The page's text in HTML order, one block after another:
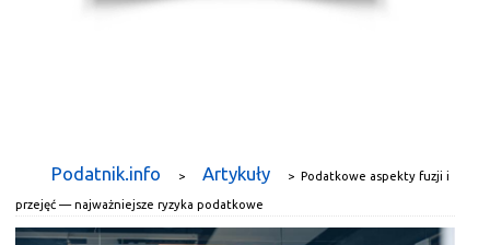
Podatnik.info > Artykuły > Podatkowe aspekty fuzji i
przejęć — najważniejsze ryzyka podatkowe